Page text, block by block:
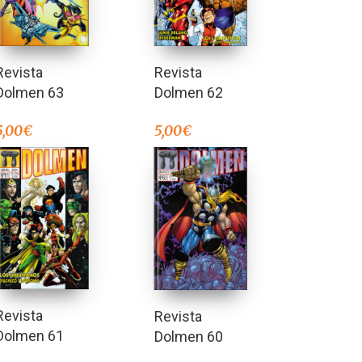
63
€
Revista
Dolmen 62
5,00€
61
Revista
Dolmen 60